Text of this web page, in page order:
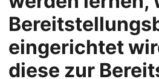
eingerichtet
diese zur